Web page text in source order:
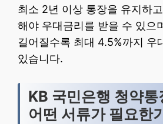
최소 2년 이상 통장을 유지하
해야 우대금리를 받을 수 있으
길어질수록 최대 4.5%까지 우
있습니다.
KB 국민은행 청약통
어떤 서류가 필요한